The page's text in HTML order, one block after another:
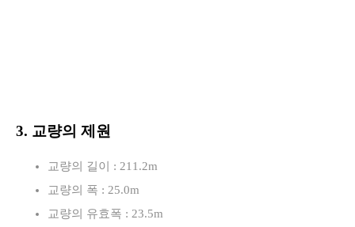
3. 교량의 제원
교량의 길이 : 211.2m
교량의 폭 : 25.0m
교량의 유효폭 : 23.5m